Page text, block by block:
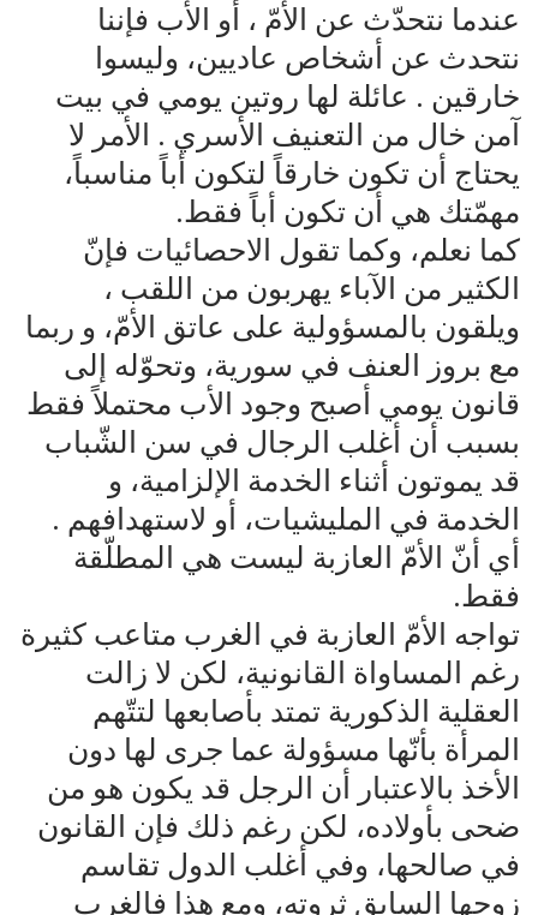
عندما نتحدّث عن الأمّ ، أو الأب فإننا
نتحدث عن أشخاص عاديين، وليسوا
خارقين . عائلة لها روتين يومي في بيت
آمن خال من التعنيف الأسري . الأمر لا
يحتاج أن تكون خارقاً لتكون أباً مناسباً،
مهمّتك هي أن تكون أباً فقط.
كما نعلم، وكما تقول الاحصائيات فإنّ
الكثير من الآباء يهربون من اللقب ،
ويلقون بالمسؤولية على عاتق الأمّ، و ربما
مع بروز العنف في سورية، وتحوّله إلى
قانون يومي أصبح وجود الأب محتملاً فقط
بسبب أن أغلب الرجال في سن الشّباب
قد يموتون أثناء الخدمة الإلزامية، و
الخدمة في المليشيات، أو لاستهدافهم .
أي أنّ الأمّ العازبة ليست هي المطلّقة
فقط.
تواجه الأمّ العازبة في الغرب متاعب كثيرة
رغم المساواة القانونية، لكن لا زالت
العقلية الذكورية تمتد بأصابعها لتتّهم
المرأة بأنّها مسؤولة عما جرى لها دون
الأخذ بالاعتبار أن الرجل قد يكون هو من
ضحى بأولاده، لكن رغم ذلك فإن القانون
في صالحها، وفي أغلب الدول تقاسم
زوجها السابق ثروته، ومع هذا فالغرب